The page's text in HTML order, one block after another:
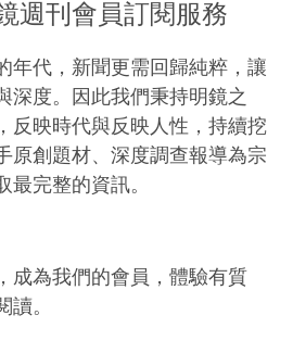
週刊會員訂閱服務
年代，新聞更需回歸純粹，讓
深度。因此我們秉持明鏡之
反映時代與反映人性，持續挖
原創題材、深度調查報導為宗
完整的資訊。
成為我們的會員，體驗有質
。